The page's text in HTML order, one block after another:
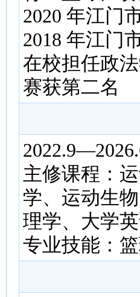
2020 年江门
2018 年江门
在校担任政
赛获第二名
主修课程：
学、运动生
理学、大学
专业技能：